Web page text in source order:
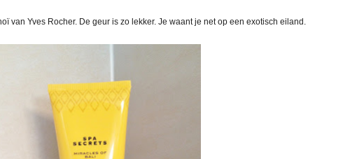
van Yves Rocher. De geur is zo lekker. Je waant je net op een exotisch eiland.